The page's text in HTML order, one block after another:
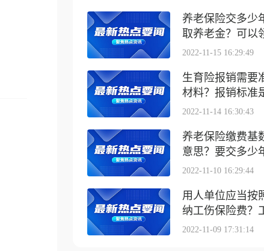
养老保险交多少
取养老金？可以
2022-11-15 16:29:49
生育险报销需要
材料？报销标准
2022-11-14 16:30:43
养老保险缴费基
意思？要交多少
2022-11-10 16:29:44
用人单位应当按
纳工伤保险费？
2022-11-09 17:31:14